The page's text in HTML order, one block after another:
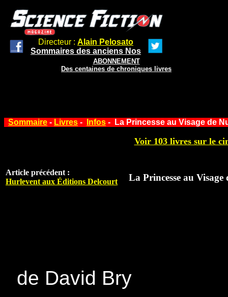
Directeur : Alain Pelosato
Sommaires des anciens Nos
ABONNEMENT
Des centaines de chroniques livres
Sommaire - Livres - Infos - La Princesse au Visage de
Voir 103 livres sur le
Article précédent :
Hurlevent aux Éditions Delcourt
La Princesse au
de David Bry